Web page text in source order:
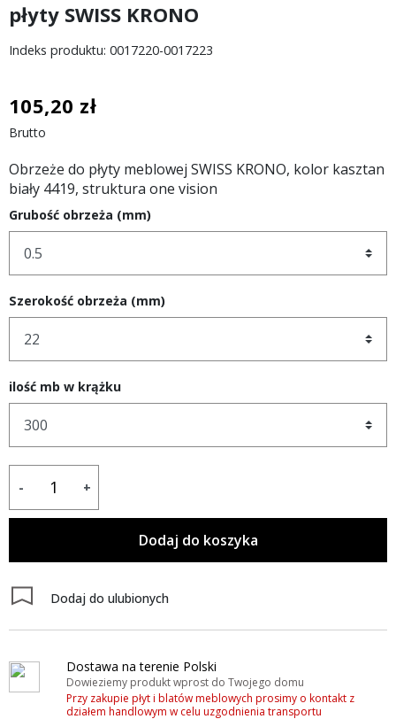
płyty SWISS KRONO
Indeks produktu: 0017220-0017223
105,20 zł
Brutto
Obrzeże do płyty meblowej SWISS KRONO, kolor kasztan
biały 4419, struktura one vision
Grubość obrzeża (mm)
Szerokość obrzeża (mm)
ilość mb w krążku
- +
Dodaj do koszyka
Dodaj do ulubionych
Dostawa na terenie Polski
Dowieziemy produkt wprost do Twojego domu
Przy zakupie płyt i blatów meblowych prosimy o kontakt z
działem handlowym w celu uzgodnienia transportu